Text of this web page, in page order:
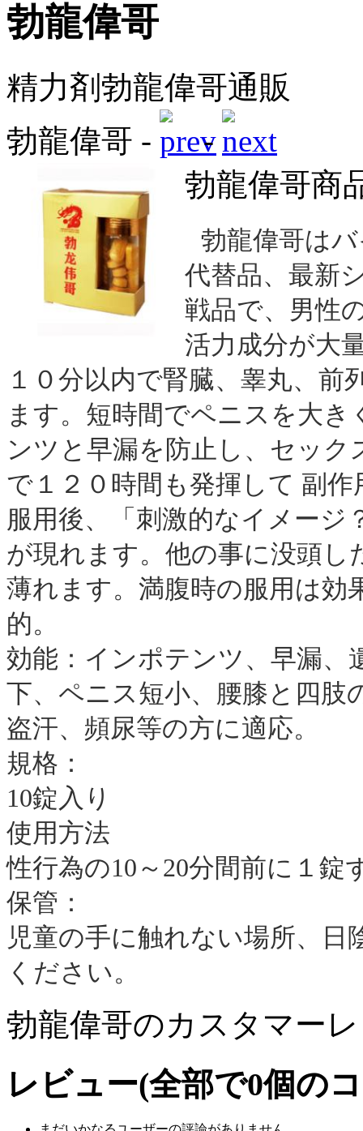
勃龍偉哥
精力剤勃龍偉哥通販
勃龍偉哥 -
-
勃龍偉哥商
勃龍偉哥は
代替品、最新
戦品で、男性
活力成分が大
１０分以内で腎臓、睾丸、前
ます。短時間でペニスを大
ンツと早漏を防止し、セッ
で１２０時間も発揮して 副
服用後、「刺激的なイメージ
が現れます。他の事に没頭し
薄れます。満腹時の服用は効
的。
効能：インポテンツ、早漏、
下、ペニス短小、腰膝と四肢
盗汗、頻尿等の方に適応。
規格：
10錠入り
使用方法
性行為の10～20分間前に１
保管：
児童の手に触れない場所、
ください。
勃龍偉哥のカスタマー
レビュー(全部で0個の